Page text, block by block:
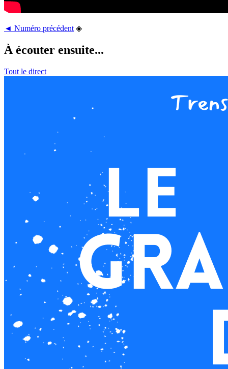
◄ Numéro précédent ◈
À écouter ensuite...
Tout le direct